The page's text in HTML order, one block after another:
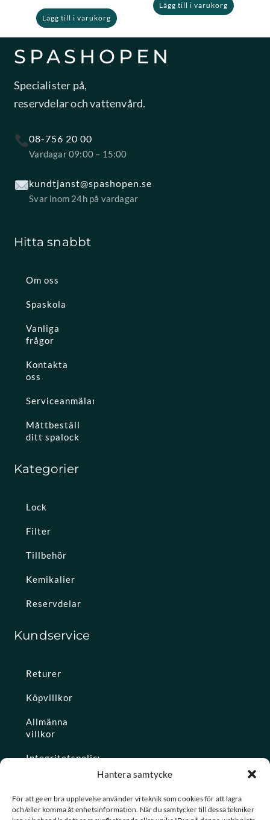
Hantera samtycke
För att ge en bra upplevelse använder vi teknik som cookies för att lagra
och/eller komma åt enhetsinformation. När du samtycker till dessa tekniker
Lägg till i varukorg
Lägg till i varukorg
SPASHOPEN
Specialister på,
reservdelar och vattenvård.
08-756 20 00
Vardagar 09:00 – 15:00
kundtjanst@spashopen.se
Svar inom 24h på vardagar
Hitta snabbt
Om oss
Spaskola
Vanliga
frågor
Kontakta
oss
Serviceanmälan
Måttbeställ
ditt spalock
Kategorier
Lock
Filter
Tillbehör
Kemikalier
Reservdelar
Kundservice
Returer
Köpvillkor
Allmänna
villkor
Integritetspolicy
Konto